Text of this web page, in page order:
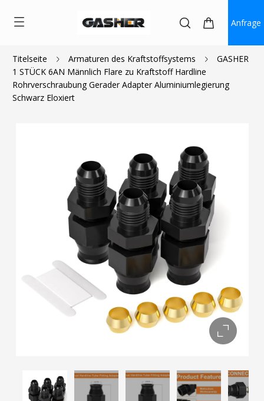
Anfrage
Titelseite Armaturen des Kraftstoffsystems
GASHER
1 STÜCK 6AN Männlich Flare zu Kraftstoff Hardline
Rohrverschraubung Gerader Adapter Aluminiumlegierung
Schwarz Eloxiert
$6.50 $4.30